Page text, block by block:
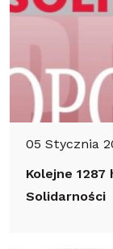
05 Stycznia
Kolejne
Solidarności